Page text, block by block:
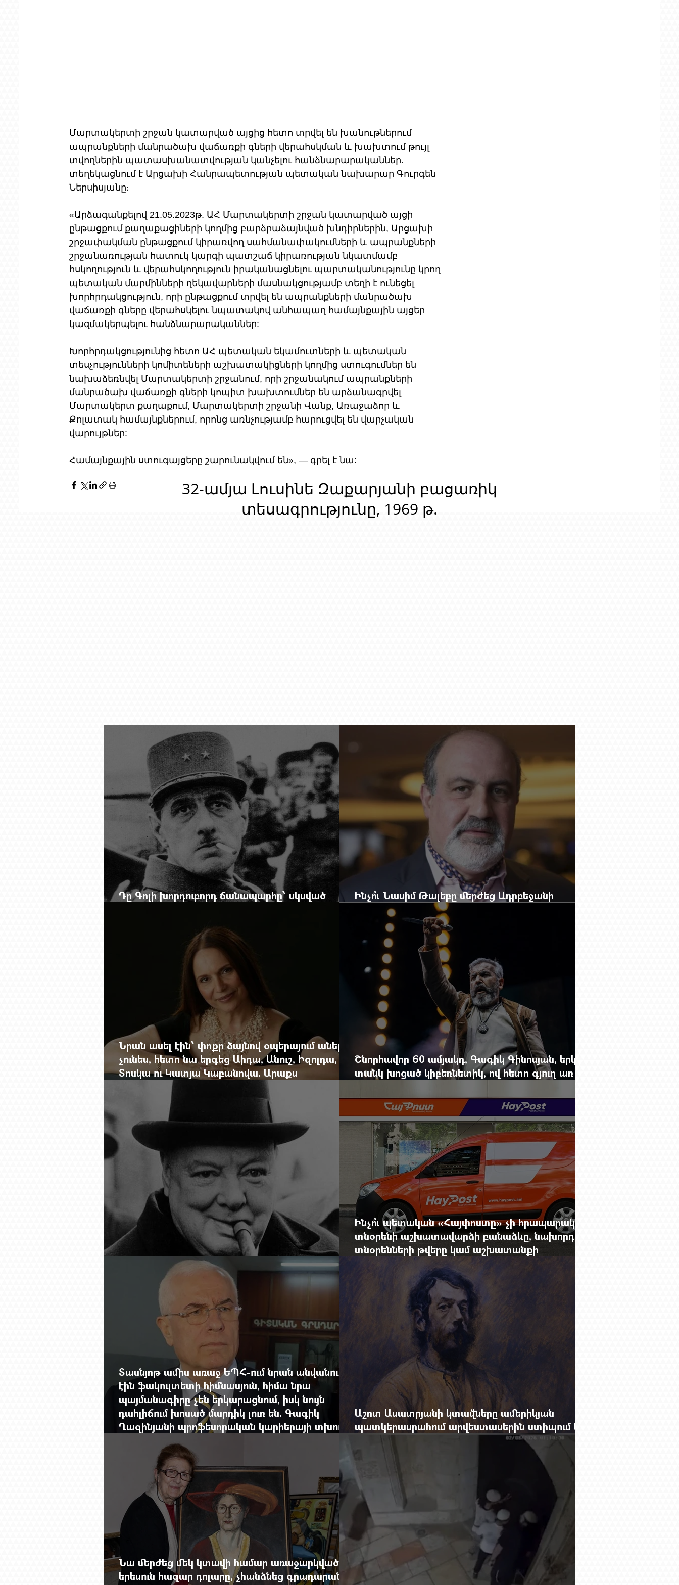
Մարտակերտի շրջան կատարված այցից հետո տրվել են խանութներում
ապրանքների մանրածախ վաճառքի գների վերահսկման և խախտում թույլ
տվողներին պատասխանատվության կանչելու հանձնարարականներ․
տեղեկացնում է Արցախի Հանրապետության պետական նախարար Գուրգեն
Ներսիսյանը։
«Արձագանքելով 21.05.2023թ. ԱՀ Մարտակերտի շրջան կատարված այցի
ընթացքում քաղաքացիների կողմից բարձրաձայնված խնդիրներին, Արցախի
շրջափակման ընթացքում կիրառվող սահմանափակումների և ապրանքների
շրջանառության հատուկ կարգի պատշաճ կիրառության նկատմամբ
հսկողություն և վերահսկողություն իրականացնելու պարտականությունը կրող
պետական մարմինների ղեկավարների մասնակցությամբ տեղի է ունեցել
խորհրդակցություն, որի ընթացքում տրվել են ապրանքների մանրածախ
վաճառքի գները վերահսկելու նպատակով անհապաղ համայնքային այցեր
կազմակերպելու հանձնարարականներ:
Խորհրդակցությունից հետո ԱՀ պետական եկամուտների և պետական
տեսչությունների կոմիտեների աշխատակիցների կողմից ստուգումներ են
նախաձեռնվել Մարտակերտի շրջանում, որի շրջանակում ապրանքների
մանրածախ վաճառքի գների կոպիտ խախտումներ են արձանագրվել
Մարտակերտ քաղաքում, Մարտակերտի շրջանի Վանք, Առաջաձոր և
Քոլատակ համայնքներում, որոնց առնչությամբ հարուցվել են վարչական
վարույթներ:
Համայնքային ստուգայցերը շարունակվում են», — գրել է նա:
32-ամյա Լուսինե Զաքարյանի բացառիկ
տեսագրությունը, 1969 թ.
Դը Գոլի խորդուբորդ ճանապարհը՝ սկսված
Ինչո՞ւ Նասիմ Թալեբը մերժեց Ադրբեջանի
հրավերքը և պաշտպանեց Ռուբեն Վարդանյանին
Նրան ասել էին՝ փոքր ձայնով օպերայում անելիք
չունես, հետո նա երգեց Աիդա, Անուշ, Իզոլդա,
Տոսկա ու Կատյա Կաբանովա. Արաքս
Մանսուրյանը 80 տարեկան է
Շնորհավոր 60 ամյակդ, Գագիկ Գինոսյան, երկու
տանկ խոցած կիբեռնետիկ, ով հետո գյուղ առ
Չերչիլն ու հայերը
Ինչո՞ւ պետական «Հայփոստը» չի հրապարակում
տնօրենի աշխատավարձի բանաձևը, նախորդ
տնօրենների թվերը կամ աշխատանքի
արդյունքով վարձատրությունը փոխելու կանոնը
Տասնյոթ ամիս առաջ ԵՊՀ-ում նրան անվանում
էին ֆակուլտետի հիմնասյուն, հիմա նրա
պայմանագիրը չեն երկարացնում, իսկ նույն
դահլիճում խոսած մարդիկ լուռ են. Գագիկ
Ղազինյանի պրոֆեսորական կարիերայի տխուր
Աշոտ Ասատրյանի կտավները ամերիկյան
պատկերասրահում արվեստասերին ստիպում են
Նա մերժեց մեկ կտավի համար առաջարկված
երեսուն հազար դոլարը, չհանձնեց գրադարանը